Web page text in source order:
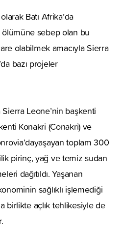
Batı Afrika’da
ölümüne sebep olan bu
olabilmek amacıyla Sierra
bazı projeler
Leone’nin başkenti
Konakri (Conakri) ve
toplam 300
pirinç, yağ ve temiz sudan
dağıtıldı. Yaşanan
sağlıklı işlemediği
birlikte açlık tehlikesiyle de